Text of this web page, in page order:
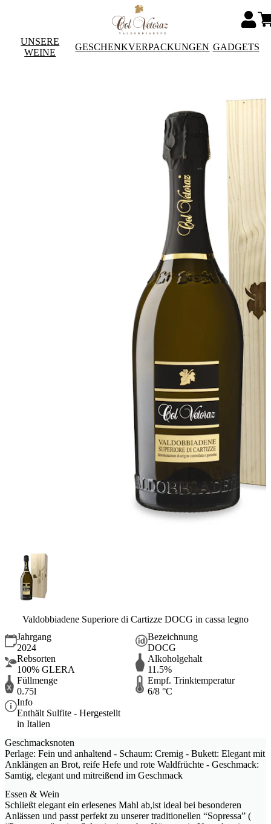
UNSERE
WEINE
GESCHENKVERPACKUNGEN GADGETS
Valdobbiadene Superiore di Cartizze DOCG in cassa legno
Jahrgang
2024
Bezeichnung
DOCG
Rebsorten
100% GLERA
Alkoholgehalt
11.5%
Füllmenge
0.75l
Empf. Trinktemperatur
6/8 °C
Info
Enthält Sulfite - Hergestellt
in Italien
Geschmacksnoten
Perlage: Fein und anhaltend - Schaum: Cremig - Bukett: Elegant mit
Anklängen an Brot, reife Hefe und rote Waldfrüchte - Geschmack:
Samtig, elegant und mitreißend im Geschmack
Essen & Wein
Schließt elegant ein erlesenes Mahl ab,ist ideal bei besonderen
Anlässen und passt perfekt zu unserer traditionellen “Sopressa” (